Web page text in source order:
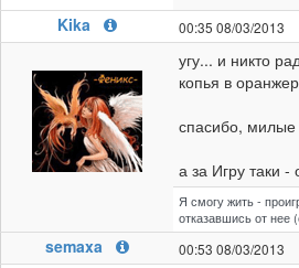
Kika 00:35 08/03/2013
угу... и никто
копья в
спасибо, милые
а за Игру таки -
Я смогу жить -
отказавшись от нее
semaxa 00:53 08/03/2013